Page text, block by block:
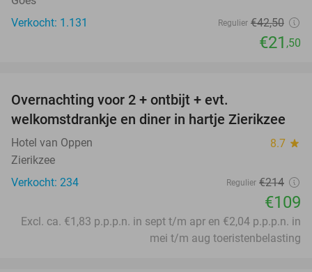
Verkocht: 1.131
Regulier €42,50
€21 ,50
Overnachting voor 2 + ontbijt + evt.
welkomstdrankje en diner in hartje Zierikzee
Hotel van Oppen 8.7 star
Zierikzee
Verkocht: 234
Regulier €214
€109
Excl. ca. €1,83 p.p.p.n. in sept t/m apr en €2,04 p.p.p.n. in
mei t/m aug toeristenbelasting